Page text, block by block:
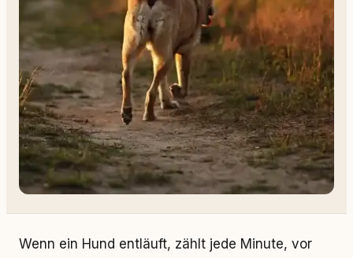
Wenn ein Hund entläuft, zählt jede Minute, vor